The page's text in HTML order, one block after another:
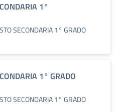
1°
SECONDARIA 1° GRADO
1° GRADO
SECONDARIA 1° GRADO